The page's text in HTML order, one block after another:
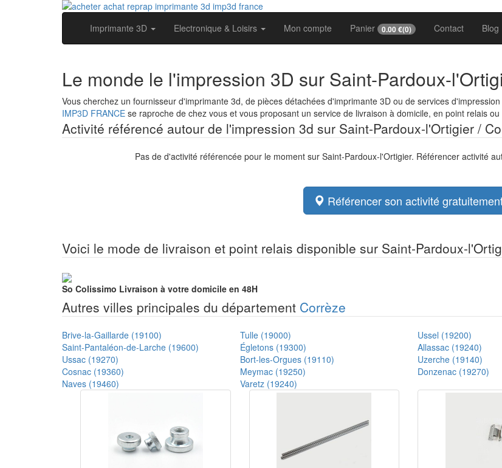
Imprimante 3D Electronique & Loisirs Mon compte Panier 0.00 €(0) Contact Blog
Le monde le l'impression 3D sur Saint-Pardoux-
Vous cherchez un fournisseur d'imprimante 3d, de pièces détachées d'imprimante 3D ou de services
IMP3D FRANCE se raproche de chez vous et vous proposant un service de livraison à domicile, en point relais
Activité référencé autour de l'impression 3d sur Saint-Pardoux-l'Ortigier /
Pas de d'activité référencée pour le moment sur Saint-Pardoux-l'Ortigier. Référencer activité
Référencer son activité
Voici le mode de livraison et point relais disponible sur Saint-Pardoux-
So Colissimo Livraison à votre domicile en 48H
Autres villes principales du département Corrèze
Brive-la-Gaillarde (19100) Tulle (19000) Ussel (19200)
Saint-Pantaléon-de-Larche (19600)
Égletons (19300) Allassac (19240)
Ussac (19270)
Bort-les-Orgues (19110) Uzerche (19140)
Cosnac (19360)
Meymac (19250) Donzenac (19270)
Naves (19460)
Varetz (19240)